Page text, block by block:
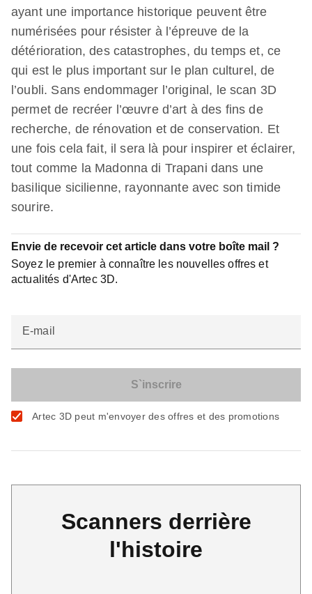
ayant une importance historique peuvent être
numérisées pour résister à l’épreuve de la
détérioration, des catastrophes, du temps et, ce
qui est le plus important sur le plan culturel, de
l’oubli. Sans endommager l’original, le scan 3D
permet de recréer l’œuvre d’art à des fins de
recherche, de rénovation et de conservation. Et
une fois cela fait, il sera là pour inspirer et éclairer,
tout comme la Madonna di Trapani dans une
basilique sicilienne, rayonnante avec son timide
sourire.
Envie de recevoir cet article dans votre boîte mail ?
Soyez le premier à connaître les nouvelles offres et
actualités d'Artec 3D.
E-mail
Artec 3D peut m'envoyer des offres et des promotions
Scanners derrière
l'histoire